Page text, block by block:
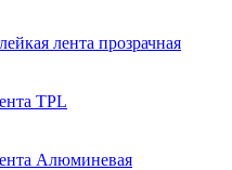
лента прозрачная
TPL
Алюминевая